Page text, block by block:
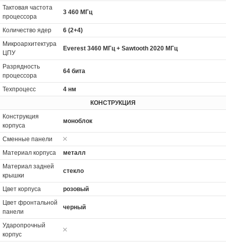
Тактовая частота
процессора
3 460 МГц
Количество ядер
6 (2+4)
Микроархитектура
ЦПУ
Everest 3460 МГц + Sawtooth 2020 МГц
Разрядность
процессора
64 бита
Техпроцесс
4 нм
КОНСТРУКЦИЯ
Конструкция
корпуса
моноблок
Сменные панели
Материал корпуса
металл
Материал задней
крышки
стекло
Цвет корпуса
розовый
Цвет фронтальной
панели
черный
Ударопрочный
корпус